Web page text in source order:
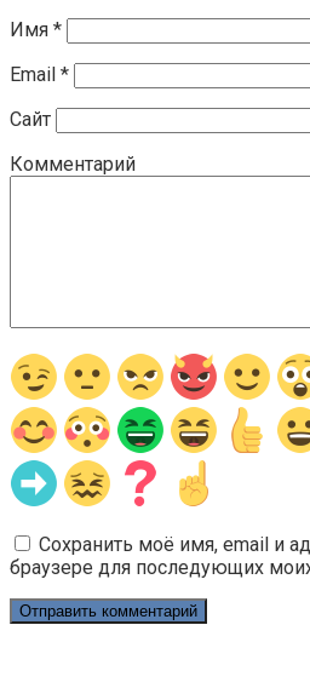
Имя *
Email *
Сайт
Комментарий
Сохранить моё имя, email и
браузере для последующих